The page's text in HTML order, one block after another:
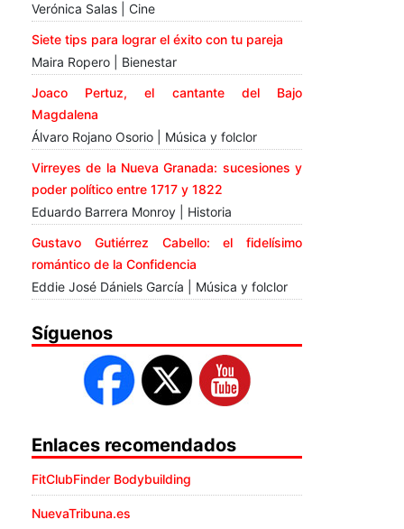
Verónica Salas | Cine
Siete tips para lograr el éxito con tu pareja
Maira Ropero | Bienestar
Joaco Pertuz, el cantante del Bajo
Magdalena
Álvaro Rojano Osorio | Música y folclor
Virreyes de la Nueva Granada: sucesiones y
poder político entre 1717 y 1822
Eduardo Barrera Monroy | Historia
Gustavo Gutiérrez Cabello: el fidelísimo
romántico de la Confidencia
Eddie José Dániels García | Música y folclor
Síguenos
Enlaces recomendados
FitClubFinder Bodybuilding
NuevaTribuna.es